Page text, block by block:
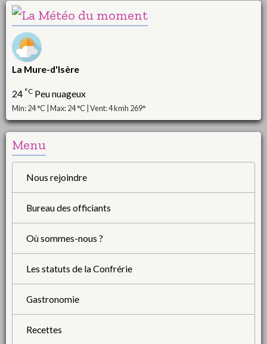
La Mure-d'Isère
24 °C Peu nuageux
Min: 24 °C | Max: 24 °C | Vent: 4 kmh 269°
Menu
Nous rejoindre
Bureau des officiants
Où sommes-nous ?
Les statuts de la Confrérie
Gastronomie
Recettes